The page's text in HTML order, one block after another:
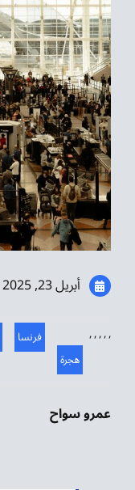
أبريل 23, 2025
,
,
,
, فرنسا
,
هجرة
عمرو سواح